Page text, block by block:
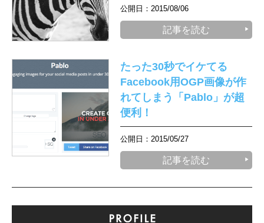
公開日：2015/08/06
記事を読む
たった30秒でイケてる
Facebook用OGP画像が作
れてしまう「Pablo」が超
便利！
公開日：2015/05/27
記事を読む